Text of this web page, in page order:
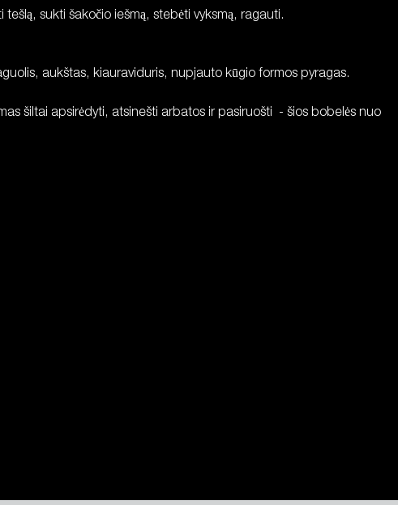
sukti šakočio iešmą, stebėti vyksmą, ragauti.
aukštas, kiauraviduris, nupjauto kūgio formos pyragas.
šiltai apsirėdyti, atsinešti arbatos ir pasiruošti  - šios bobelės nuo